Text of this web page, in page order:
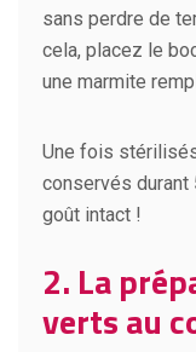
sans perdre de
cela, placez le
une marmite
Une fois
conservés durant
goût intact !
2. La
verts au